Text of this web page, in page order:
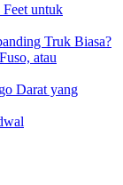
Feet untuk
Truk Biasa?
atau
Darat yang